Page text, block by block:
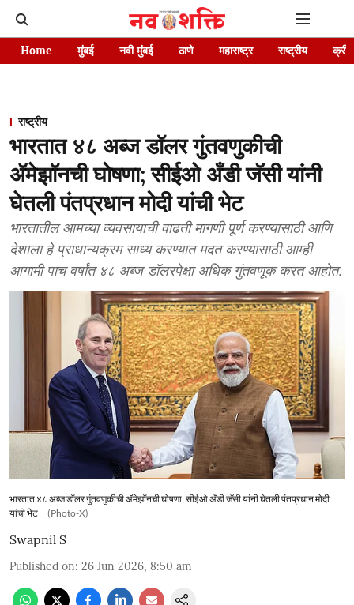
Home मुंबई नवी मुंबई ठाणे महाराष्ट्र राष्ट्रीय
राष्ट्रीय
भारतात ४८ अब्ज डॉलर गुंतवणुकीची
ॲमेझॉनची घोषणा; सीईओ अँडी जॅसी यांनी
घेतली पंतप्रधान मोदी यांची भेट
भारतातील आमच्या व्यवसायाची वाढती मागणी पूर्ण करण्यासाठी आणि
देशाला हे प्राधान्यक्रम साध्य करण्यात मदत करण्यासाठी आम्ही
आगामी पाच वर्षांत ४८ अब्ज डॉलरपेक्षा अधिक गुंतवणूक करत आहोत.
भारतात ४८ अब्ज डॉलर गुंतवणुकीची ॲमेझॉनची घोषणा; सीईओ अँडी जॅसी यांनी घेतली पंतप्रधान मोदी
यांची भेट
(Photo-X)
Swapnil S
Published on: 26 Jun 2026, 8:50 am